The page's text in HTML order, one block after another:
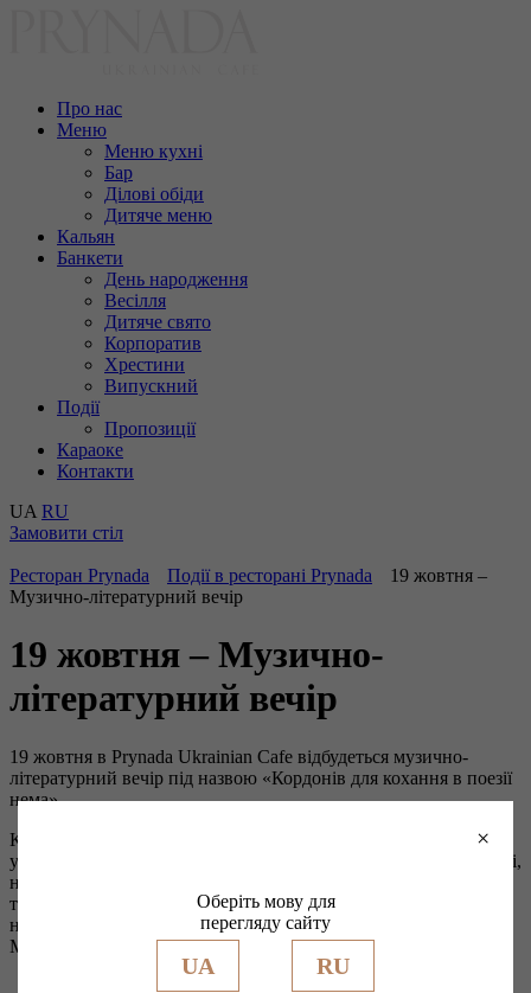
Про нас
Меню
Меню кухні
Бар
Ділові обіди
Дитяче меню
Кальян
Банкети
День народження
Весілля
Дитяче свято
Корпоратив
Хрестини
Випускний
Події
Пропозиції
Караоке
Контакти
UA RU
Замовити стіл
Ресторан Prynada Події в ресторані Prynada
19 жовтня –
Музично-літературний вечір
19 жовтня – Музично-
літературний вечір
19 жовтня в Prynada Ukrainian Cafe відбудеться музично-
літературний вечір під назвою «Кордонів для кохання в поезії
нема».
Кожен, хто завітає на цей вечір, матиме нагоду разом із
учасниками вечору та гостями, помандрувати країною любові,
насолодитися поетичними гімнами коханню як українських,
так і зарубіжних авторів, а також послухати ліричні пісні про
найромантичніші на світі почуття у виконанні гурту Oleksa
МЕД, вокалістки Тані Кулі та гурту бандуристок “FLAME”.
×
Оберіть мову для
перегляду сайту
UA RU